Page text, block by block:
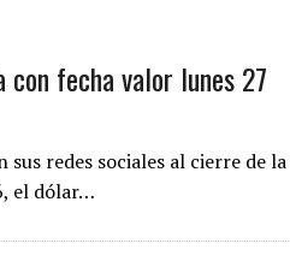
con fecha valor lunes 27
redes sociales al cierre de la
el dólar…